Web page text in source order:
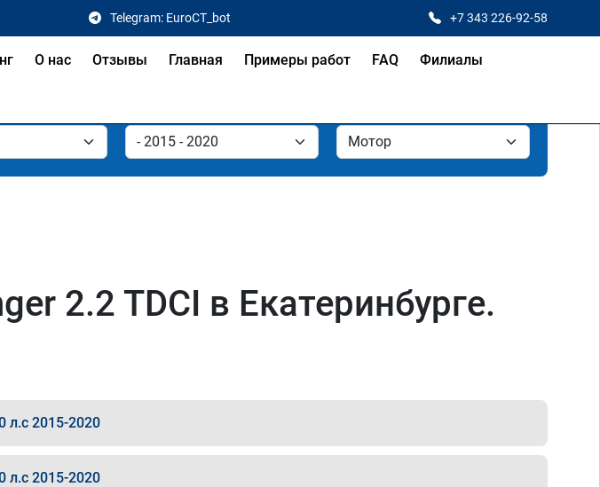
Telegram: EuroCT_bot +7 343 226-92-58
О нас Отзывы Главная Примеры работ FAQ Филиалы
2.2 TDCI в Екатеринбурге.
л.с 2015-2020
л.с 2015-2020